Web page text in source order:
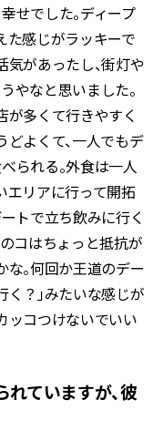
せでした。ディープ
た感じがラッキーで
気があったし、街灯や
やなと思いました。
が多くて行きやすく
よくて、一人でもデ
られる。外食は一人
エリアに行って開拓
トで立ち飲みに行く
コはちょっと抵抗が
。何回か王道のデー
く？」みたいな感じが
ッコつけないでいい
ていますが、彼